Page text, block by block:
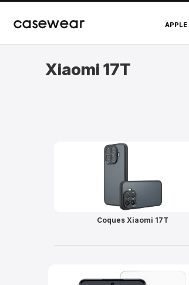
casewear APPLE
Xiaomi 17T
Coques Xiaomi 17T